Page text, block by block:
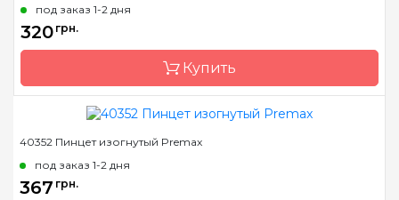
Страна-производитель
под заказ 1-2 дня
320 грн.
Купить
Бренд
Страна-производитель
40352 Пинцет изогнутый Premax
под заказ 1-2 дня
367 грн.